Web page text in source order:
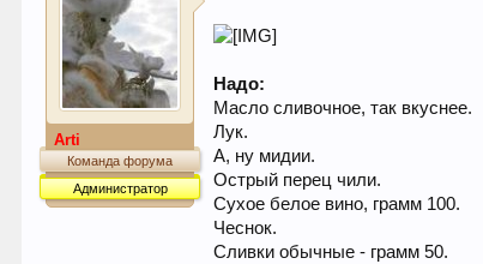
Arti
Команда форума
Администратор
Надо:
Масло сливочное, так вкуснее.
Лук.
А, ну мидии.
Острый перец чили.
Сухое белое вино, грамм 100.
Чеснок.
Сливки обычные - грамм 50.